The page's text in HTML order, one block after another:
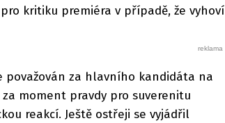
kritiku premiéra v případě, že vyhoví
za hlavního kandidáta na
moment pravdy pro suverenitu
reakcí. Ještě ostřeji se vyjádřil